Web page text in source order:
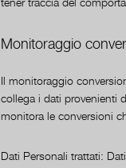
Monitoraggio
Il monitoraggio
collega i dati provenienti
monitora le conversioni
Dati Personali trattati: